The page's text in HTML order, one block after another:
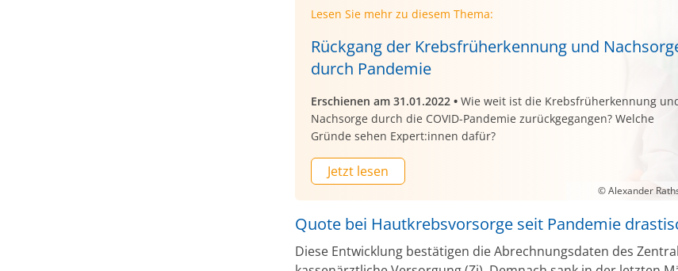
Lesen Sie mehr zu diesem Thema:
Rückgang der Krebsfrüherkennung und
durch Pandemie
Erschienen am 31.01.2022 • Wie weit ist die Krebsfrüherkennung
Nachsorge durch die COVID-Pandemie zurückgegangen? Welche
Gründe sehen Expert:innen dafür?
Jetzt lesen
© Alexander
Quote bei Hautkrebsvorsorge seit Pandemie
Diese Entwicklung bestätigen die Abrechnungsdaten des